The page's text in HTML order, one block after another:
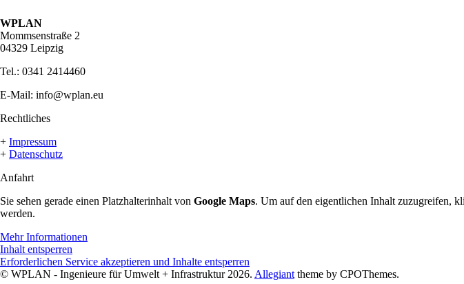
WPLAN
Mommsenstraße 2
04329 Leipzig
Tel.: 0341 2414460
E-Mail: info@wplan.eu
Rechtliches
+ Impressum
+ Datenschutz
Anfahrt
Sie sehen gerade einen Platzhalterinhalt von Google Maps. Um auf den eigentlichen Inhalt zuzugreifen,
werden.
Mehr Informationen
Inhalt entsperren
Erforderlichen Service akzeptieren und Inhalte entsperren
© WPLAN - Ingenieure für Umwelt + Infrastruktur 2026. Allegiant theme by CPOThemes.